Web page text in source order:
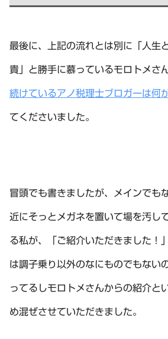
最後に、上記の流れとは別に「人生
貴」と勝手に慕っているモロトメさ
続けているアノ税理士ブロガーは何
てくださいました。
冒頭でも書きましたが、メインでも
近にそっとメガネを置いて場を汚し
る私が、「ご紹介いただきました！
は調子乗り以外のなにものでもない
ってるしモロトメさんからの紹介と
め混ぜさせていただきました。